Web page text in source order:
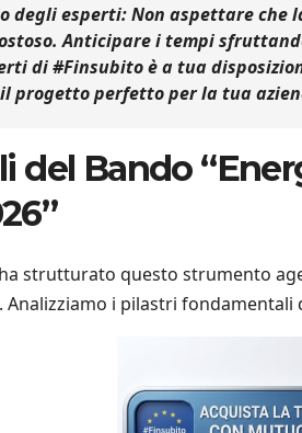
degli esperti:Non aspettare che
Anticipare i tempi
di#Finsubitoè a tua
progetto perfetto per la tua
del Bando
strutturato questo strumento
i pilastri fondamentali